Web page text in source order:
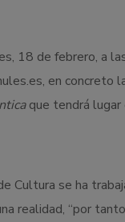
18 de febrero, a
en concreto
que tendrá lugar
Cultura se ha
realidad, “por